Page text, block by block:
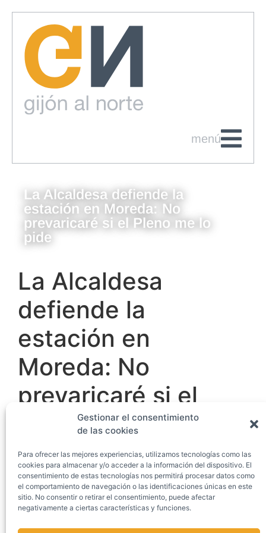
Gestionar el consentimiento
de las cookies
Para ofrecer las mejores experiencias, utilizamos tecnologías como las
cookies para almacenar y/o acceder a la información del dispositivo. El
consentimiento de estas tecnologías nos permitirá procesar datos como
el comportamiento de navegación o las identificaciones únicas en este
sitio. No consentir o retirar el consentimiento, puede afectar
negativamente a ciertas características y funciones.
menú
La Alcaldesa defiende la
estación en Moreda: No
prevaricaré si el Pleno me lo
pide
La Alcaldesa
defiende la
estación en
Moreda: No
prevaricaré si el
Pleno me lo pide
Casa del Mar
Avda. Príncipe de Asturias, 76 — 7ª Planta
33212 — Gijón/Xixón (Asturias)
(+34) 985 195 780
gan@gijonalnorte.com